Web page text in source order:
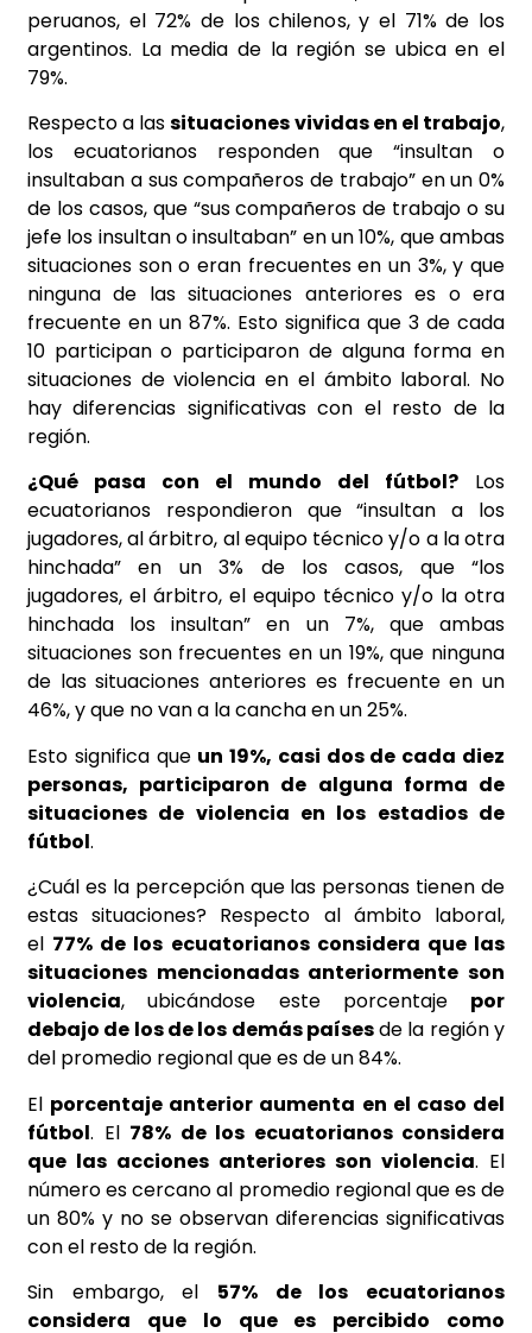
peruanos, el 72% de los chilenos, y el 71% de los
argentinos. La media de la región se ubica en el
79%.
Respecto a lassituaciones vividas en el trabajo,
los ecuatorianos responden que “insultan o
insultaban a sus compañeros de trabajo” en un 0%
de los casos, que “sus compañeros de trabajo o su
jefe los insultan o insultaban” en un 10%, que ambas
situaciones son o eran frecuentes en un 3%, y que
ninguna de las situaciones anteriores es o era
frecuente en un 87%. Esto significa que 3 de cada
10 participan o participaron de alguna forma en
situaciones de violencia en el ámbito laboral. No
hay diferencias significativas con el resto de la
región.
¿Qué pasa con el mundo del fútbol? Los
ecuatorianos respondieron que “insultan a los
jugadores, al árbitro, al equipo técnico y/o a la otra
hinchada” en un 3% de los casos, que “los
jugadores, el árbitro, el equipo técnico y/o la otra
hinchada los insultan” en un 7%, que ambas
situaciones son frecuentes en un 19%, que ninguna
de las situaciones anteriores es frecuente en un
46%, y que no van a la cancha en un 25%.
Esto significa que un 19%, casi dos de cada diez
personas, participaron de alguna forma de
situaciones de violencia en los estadios de
fútbol.
¿Cuál es la percepción que las personas tienen de
estas situaciones? Respecto al ámbito laboral,
el 77% de los ecuatorianos considera que las
situaciones mencionadas anteriormente son
violencia, ubicándose este porcentaje por
debajo de los de los demás paísesde la región y
del promedio regional que es de un 84%.
El porcentaje anterior aumenta en el caso del
fútbol. El 78% de los ecuatorianos considera
que las acciones anteriores son violencia. El
número es cercano al promedio regional que es de
un 80% y no se observan diferencias significativas
con el resto de la región.
Sin embargo, el 57% de los ecuatorianos
considera que lo que es percibido como